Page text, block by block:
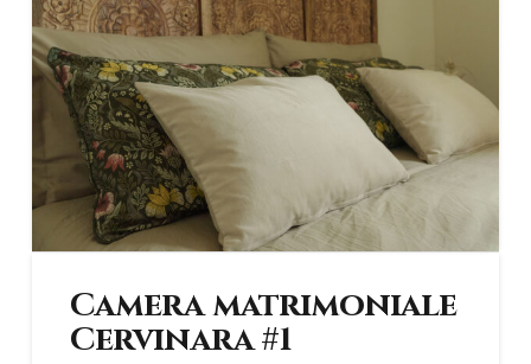
Camera matrimoniale
Cervinara #1